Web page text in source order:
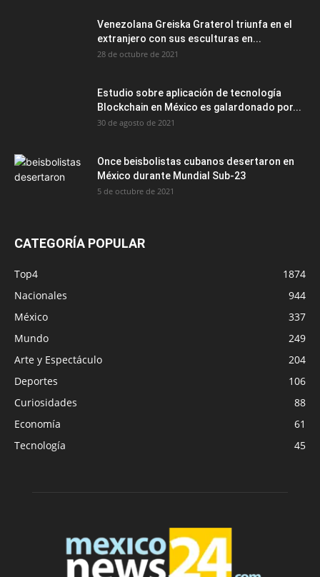
Venezolana Greiska Graterol triunfa en el
extranjero con sus esculturas en...
28 de octubre de 2021
Estudio sobre aplicación de tecnología
Blockchain en México es galardonado por...
30 de agosto de 2021
Once beisbolistas cubanos desertaron en
México durante Mundial Sub-23
5 de octubre de 2021
CATEGORÍA POPULAR
Top4
1874
Nacionales
944
México
337
Mundo
249
Arte y Espectáculo
204
Deportes
106
Curiosidades
88
Economía
61
Tecnología
45